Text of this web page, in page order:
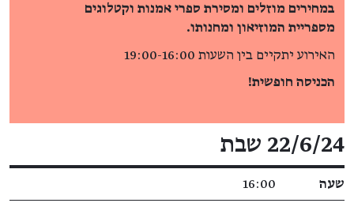
במחירים מוזלים ומסירת ספרי אמנות וקטלוגים
מספריית המוזיאון ומחנותו.
האירוע יתקיים בין השעות 19:00-16:00
הכניסה חופשית!
פרטי האירוע
22/6/24 שבת
שעה 16:00